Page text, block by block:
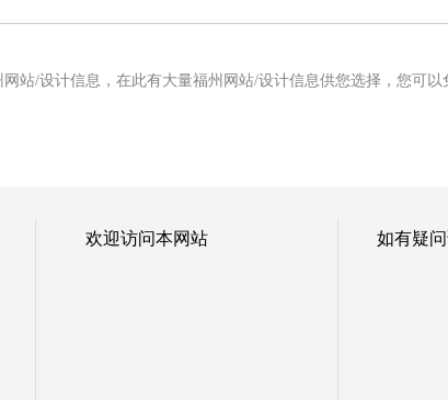
站/设计信息，在此有大量福州网站/设计信息供您选择，您可以
欢迎访问本网站 如有疑